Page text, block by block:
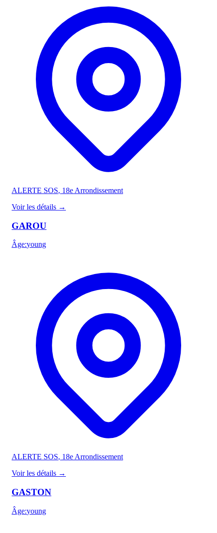
ALERTE SOS, 18e Arrondissement
Voir les détails →
GAROU
Âge:young
ALERTE SOS, 18e Arrondissement
Voir les détails →
GASTON
Âge:young